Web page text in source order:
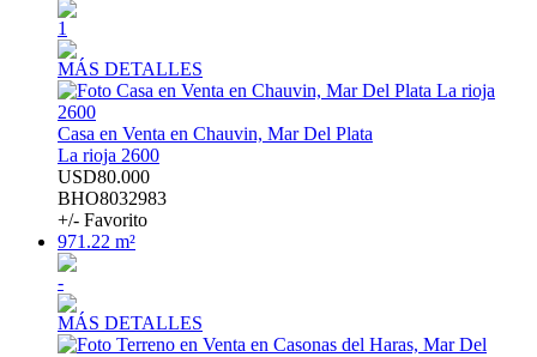
1
MÁS DETALLES
Casa en Venta en Chauvin, Mar Del Plata
La rioja 2600
USD80.000
BHO8032983
+/- Favorito
971.22 m²
-
MÁS DETALLES